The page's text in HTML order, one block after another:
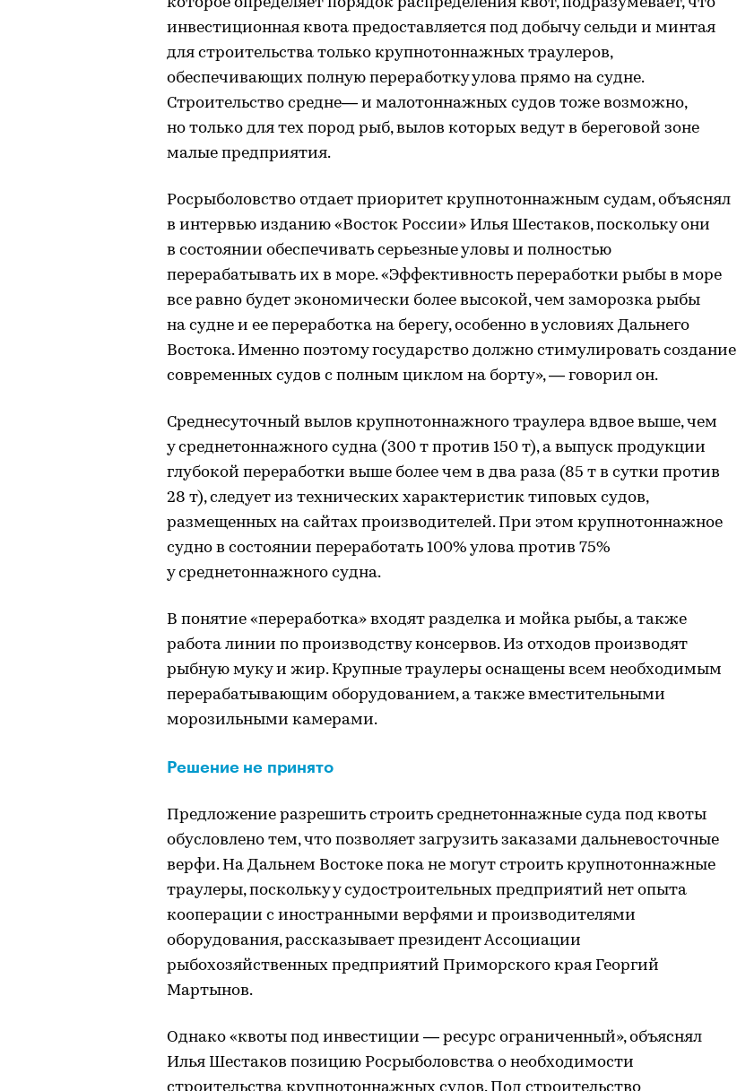
инвестиционная квота предоставляется под добычу сельди и минтая
для строительства только крупнотоннажных траулеров,
обеспечивающих полную переработку улова прямо на судне.
Строительство средне— и малотоннажных судов тоже возможно,
но только для тех пород рыб, вылов которых ведут в береговой зоне
малые предприятия.
Росрыболовство отдает приоритет крупнотоннажным судам, объяснял
в интервью изданию «Восток России» Илья Шестаков, поскольку они
в состоянии обеспечивать серьезные уловы и полностью
перерабатывать их в море. «Эффективность переработки рыбы в море
все равно будет экономически более высокой, чем заморозка рыбы
на судне и ее переработка на берегу, особенно в условиях Дальнего
Востока. Именно поэтому государство должно стимулировать создание
современных судов с полным циклом на борту», — говорил он.
Среднесуточный вылов крупнотоннажного траулера вдвое выше, чем
у среднетоннажного судна (300 т против 150 т), а выпуск продукции
глубокой переработки выше более чем в два раза (85 т в сутки против
28 т), следует из технических характеристик типовых судов,
размещенных на сайтах производителей. При этом крупнотоннажное
судно в состоянии переработать 100% улова против 75%
у среднетоннажного судна.
В понятие «переработка» входят разделка и мойка рыбы, а также
работа линии по производству консервов. Из отходов производят
рыбную муку и жир. Крупные траулеры оснащены всем необходимым
перерабатывающим оборудованием, а также вместительными
морозильными камерами.
Решение не принято
Предложение разрешить строить среднетоннажные суда под квоты
обусловлено тем, что позволяет загрузить заказами дальневосточные
верфи. На Дальнем Востоке пока не могут строить крупнотоннажные
траулеры, поскольку у судостроительных предприятий нет опыта
кооперации с иностранными верфями и производителями
оборудования, рассказывает президент Ассоциации
рыбохозяйственных предприятий Приморского края Георгий
Мартынов.
Однако «квоты под инвестиции — ресурс ограниченный», объяснял
Илья Шестаков позицию Росрыболовства о необходимости